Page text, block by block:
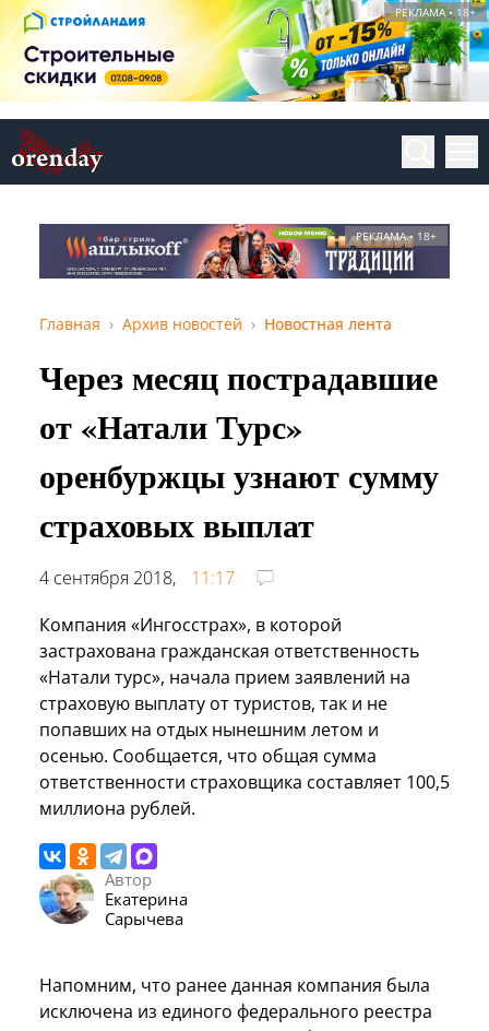
РЕКЛАМА • 18+
РЕКЛАМА • 18+
Главная Архив новостей Новостная лента
Через месяц пострадавшие
от «Натали Турс»
оренбуржцы узнают сумму
страховых выплат
4 сентября 2018,
11:17
Компания «Ингосстрах», в которой
застрахована гражданская ответственность
«Натали турс», начала прием заявлений на
страховую выплату от туристов, так и не
попавших на отдых нынешним летом и
осенью. Сообщается, что общая сумма
ответственности страховщика составляет 100,5
миллиона рублей.
Автор
Екатерина
Сарычева
Напомним, что ранее данная компания была
исключена из единого федерального реестра